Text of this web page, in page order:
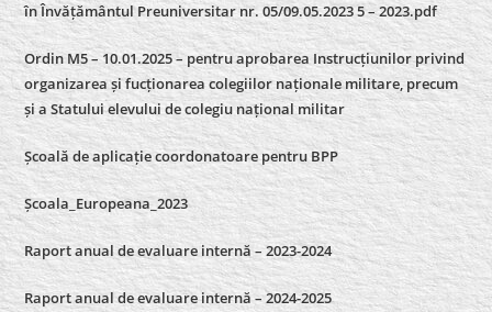
în Învățământul Preuniversitar nr. 05/09.05.2023 5 – 2023.pdf
Ordin M5 – 10.01.2025 – pentru aprobarea Instrucțiunilor privind
organizarea și fucționarea colegiilor naționale militare, precum
și a Statului elevului de colegiu național militar
Școală de aplicație coordonatoare pentru BPP
Școala_Europeana_2023
Raport anual de evaluare internă – 2023-2024
Raport anual de evaluare internă –2024-2025